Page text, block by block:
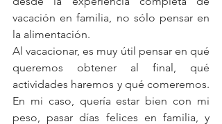
vacación en familia, no sólo pensar en
la alimentación.
Al vacacionar, es muy útil pensar en qué
queremos obtener al final, qué
actividades haremos y qué comeremos.
En mi caso, quería estar bien con mi
peso, pasar días felices en familia, y